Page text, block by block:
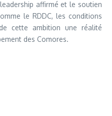
affirmé et le soutien
le RDDC, les conditions
cette ambition une réalité
des Comores.